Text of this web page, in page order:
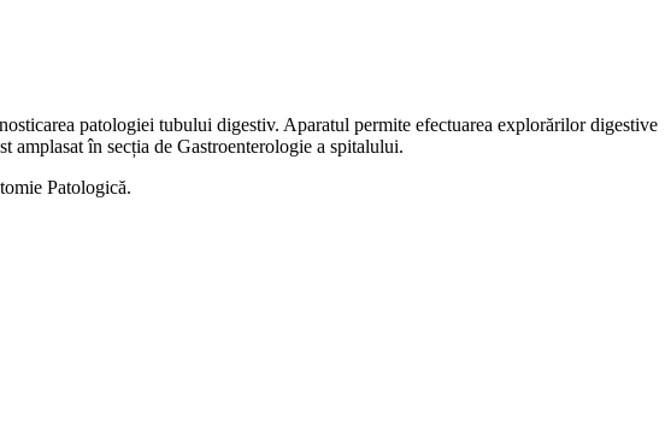
patologiei tubului digestiv. Aparatul permite efectuarea explorărilor digestive
amplasat în secția de Gastroenterologie a spitalului.
Patologică.